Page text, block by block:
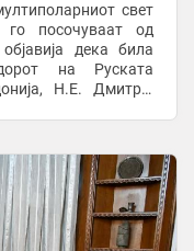
свет
посочуваат од
дека била
на Руската
Н.Е. Дмитриј